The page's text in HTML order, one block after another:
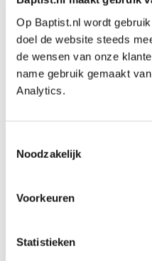
Op Baptist.nl wordt
doel de website steeds
de wensen van onze
name gebruik gemaakt
Analytics.
Noodzakelijk
Voorkeuren
Statistieken
van de frees. Hoe
frees, des te lager
andersom.